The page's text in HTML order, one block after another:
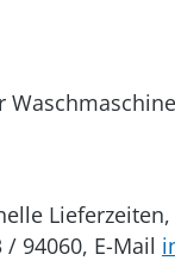
94060, E-Mail